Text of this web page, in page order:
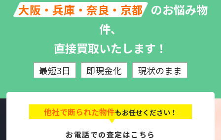
大阪・兵庫・奈良・京都 のお悩み物
件、
直接買取いたします！
最短3日 即現金化 現状のまま
他社で断られた物件もお任せください！
お電話での査定はこちら